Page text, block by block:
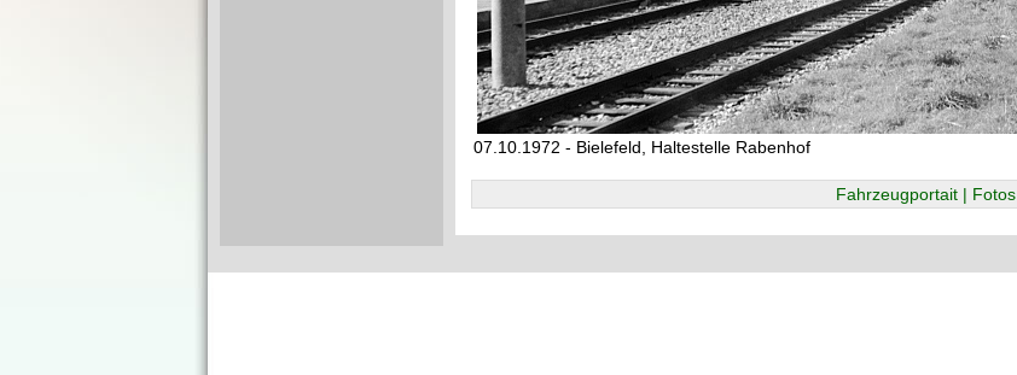
07.10.1972 - Bielefeld, Haltestelle Rabenhof
Fahrzeugportait | Fotos